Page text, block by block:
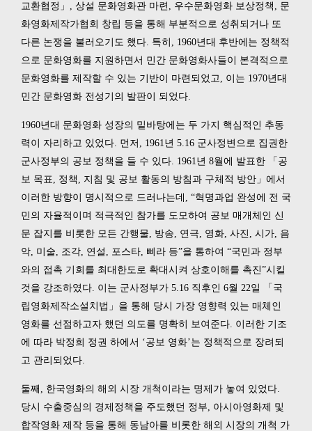
교환협정」, 상설 문화영화관 마련, 우수문화영화 보상정책, 문
화영화제작가협회 창립 등을 통해 부분적으로 성취되거나 또
다른 논쟁을 불러오기도 했다. 특히, 1960년대 후반에는 정책적
으로 문화영화를 지원하면서 민간 문화영화사들이 본격적으로
문화영화를 제작할 수 있는 기반이 마련되었고, 이는 1970년대
민간 문화영화 전성기의 발판이 되었다.
1960년대 문화영화 성장의 밑바탕에는 두 가지 핵심적인 추동
력이 자리하고 있었다. 먼저, 1961년 5.16 군사정변으로 집권한
군사정부의 공보 정책을 들 수 있다. 1961년 8월에 발표한 「공
보 목표, 정책, 지침 및 공보 활동의 방침과 구체적 방안」에서
이러한 방향이 명시적으로 드러나는데, “혁명과업 완성에 전 국
민의 자율적이며 적극적인 참가를 도모하여 공보 매개체인 신
문 잡지를 비롯한 모든 간행물, 방송, 연극, 영화, 사진, 시가, 음
악, 미술, 조각, 연설, 포스타, 삐라 등”을 통하여 “국민과 정부
와의 접촉 기회를 최대한도로 확대시켜 상호이해를 촉진”시킬
것을 강조하였다. 이는 군사정부가 5.16 직후인 6월 22일 「국
립영화제작소설치법」을 통해 당시 가장 영향력 있는 매체인
영화를 선점하고자 했던 의도를 명확히 보여준다. 이러한 기조
에 따라 박정희 정권 하에서 ‘공보 영화’는 정책적으로 장려되
고 관리되었다.
둘째, 한국영화의 해외 시장 개척이라는 명제가 놓여 있었다.
당시 수출중심의 경제정책을 주도했던 정부, 아시아영화제 및
합작영화 제작 등을 통해 동남아를 비롯한 해외 시장의 개척 가